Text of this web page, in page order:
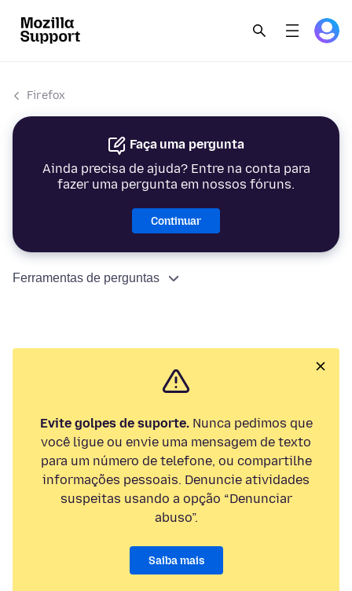
Firefox
Faça uma pergunta
Ainda precisa de ajuda? Entre na conta para
fazer uma pergunta em nossos fóruns.
Continuar
Ferramentas de perguntas
Evite golpes de suporte.Nunca pedimos que
você ligue ou envie uma mensagem de texto
para um número de telefone, ou compartilhe
informações pessoais. Denuncie atividades
suspeitas usando a opção “Denunciar
abuso”.
Saiba mais